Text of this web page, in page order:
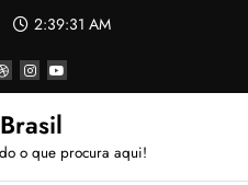
2:39:32 AM
o que procura aqui!